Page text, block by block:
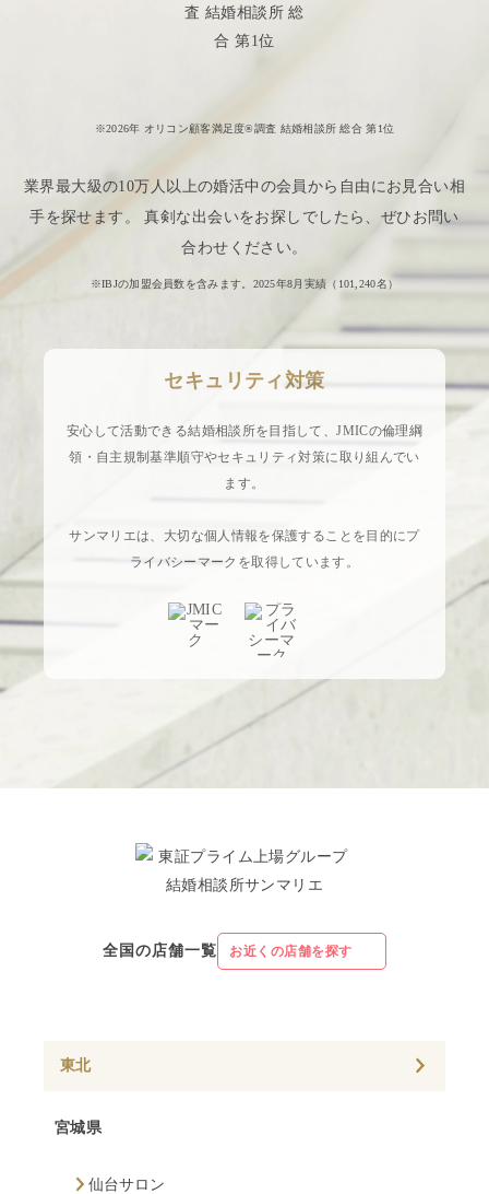
※2026年 オリコン顧客満足度®調査 結婚相談所 総合 第1位
業界最大級の10万人以上の婚活中の会員から自由にお見合い相
手を探せます。 真剣な出会いをお探しでしたら、ぜひお問い
合わせください。
※IBJの加盟会員数を含みます。2025年8月実績（ 101,240名）
セキュリティ対策
安心して活動できる結婚相談所を目指して、JMICの倫理綱
領・自主規制基準順守やセキュリティ対策に取り組んでい
ます。
サンマリエは、大切な個人情報を保護することを目的にプ
ライバシーマークを取得しています。
全国の店舗一覧 お近くの店舗を探す
東北
宮城県
仙台サロン